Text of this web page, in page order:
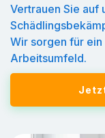
Vertrauen Sie auf
Wir sorgen für
Arbeitsumfeld.